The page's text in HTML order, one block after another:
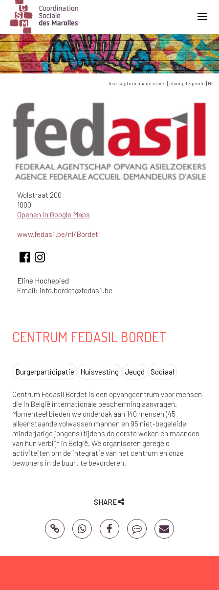
Main Navigation
Test caption image cover [champ légende] NL
Wolstraat 200
1000
Openen in Google Maps
www.fedasil.be/nl/Bordet
Eline Hochepied
Email: info.bordet@fedasil.be
CENTRUM FEDASIL BORDET
Burgerparticipatie Huisvesting Jeugd Sociaal
Centrum Fedasil Bordet is een opvangcentrum voor mensen
die in België internationale bescherming aanvragen.
Momenteel bieden we onderdak aan 140 mensen (45
alleenstaande volwassen mannen en 95 niet-begeleide
minderjarige jongens) tijdens de eerste weken en maanden
van hun verblijf in België. We organiseren geregeld
activiteiten om de integratie van het centrum en onze
bewoners in de buurt te bevorderen.
SHARE